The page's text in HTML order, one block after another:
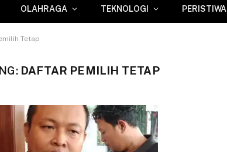
OLAHRAGA TEKNOLOGI PERISTIWA
Tetap
DAFTAR PEMILIH TETAP